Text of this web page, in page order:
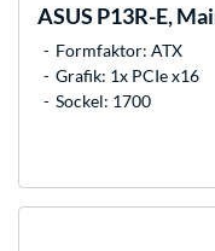
ASUS P13R-E,
Formfaktor: ATX
Grafik: 1x PCIe x16
Sockel: 1700